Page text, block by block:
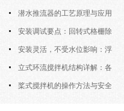
的布置位置对回流效果的影响
潜水推流器的工艺原理与应用
逻辑安装调试要点：回转式格栅除
污机的土建配合要求与水平度校准
安装灵活，不受水位影响：浮
筒式曝气机的结构优势与适用场景
立式环流搅拌机结构详解：各
部件的功能与协同
桨式搅拌机的操作方法与安全